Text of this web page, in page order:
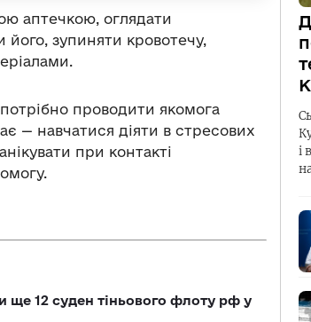
аптечкою, оглядати
його, зупиняти кровотечу,
проводити якомога
— навчатися діяти в стресових
при контакті
12 суден тіньового флоту рф у
і